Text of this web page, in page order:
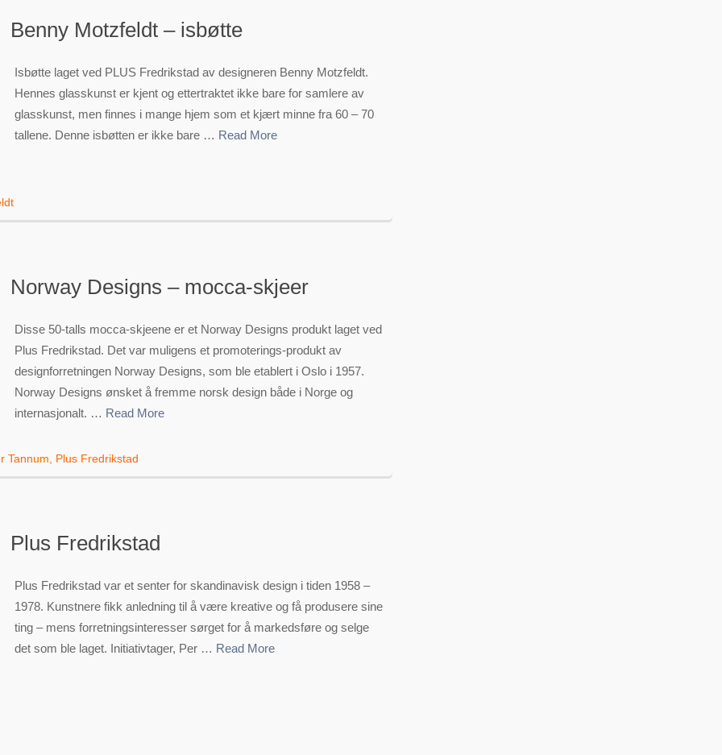
Benny Motzfeldt – isbøtte
Isbøtte laget ved PLUS Fredrikstad av designeren Benny Motzfeldt.
Hennes glasskunst er kjent og ettertraktet ikke bare for samlere av
glasskunst, men finnes i mange hjem som et kjært minne fra 60 – 70
tallene. Denne isbøtten er ikke bare … Read More
Norway Designs – mocca-skjeer
Disse 50-talls mocca-skjeene er et Norway Designs produkt laget ved
Plus Fredrikstad. Det var muligens et promoterings-produkt av
designforretningen Norway Designs, som ble etablert i Oslo i 1957.
Norway Designs ønsket å fremme norsk design både i Norge og
internasjonalt. … Read More
Tannum, Plus Fredrikstad
Plus Fredrikstad
Plus Fredrikstad var et senter for skandinavisk design i tiden 1958 –
1978. Kunstnere fikk anledning til å være kreative og få produsere sine
ting – mens forretningsinteresser sørget for å markedsføre og selge
det som ble laget. Initiativtager, Per … Read More